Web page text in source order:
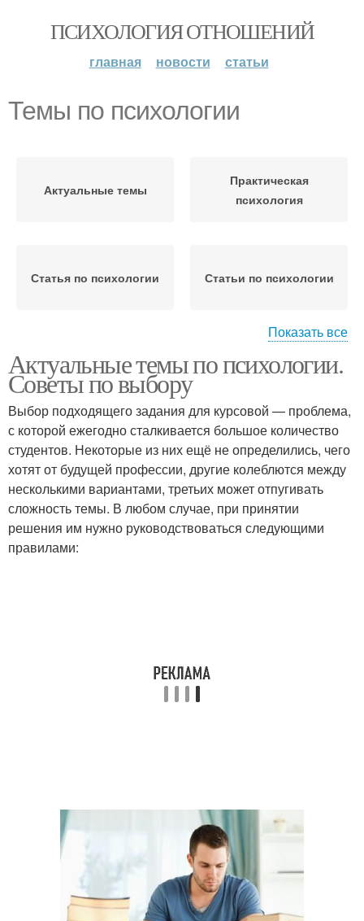
ПСИХОЛОГИЯ ОТНОШЕНИЙ
главная новости статьи
Темы по психологии
Актуальные темы
Практическая
психология
Статья по психологии Статьи по психологии
Работы на тему
Показать все
Актуальные темы по психологии.
Советы по выбору
Выбор подходящего задания для курсовой — проблема,
с которой ежегодно сталкивается большое количество
студентов. Некоторые из них ещё не определились, чего
хотят от будущей профессии, другие колеблются между
несколькими вариантами, третьих может отпугивать
сложность темы. В любом случае, при принятии
решения им нужно руководствоваться следующими
правилами: